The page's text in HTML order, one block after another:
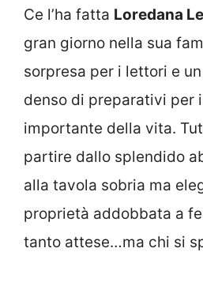
Ce l’ha fatta Loredana
gran giorno nella sua
sorpresa per i lettori e
denso di preparativi per
importante della vita.
partire dallo splendido
alla tavola sobria ma
proprietà addobbata a
tanto attese…ma chi si